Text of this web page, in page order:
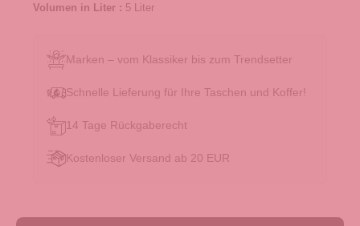
Volumen in Liter : 5 Liter
Marken – vom Klassiker bis zum Trendsetter
Schnelle Lieferung für Ihre Taschen und Koffer!
14 Tage Rückgaberecht
Kostenloser Versand ab 20 EUR